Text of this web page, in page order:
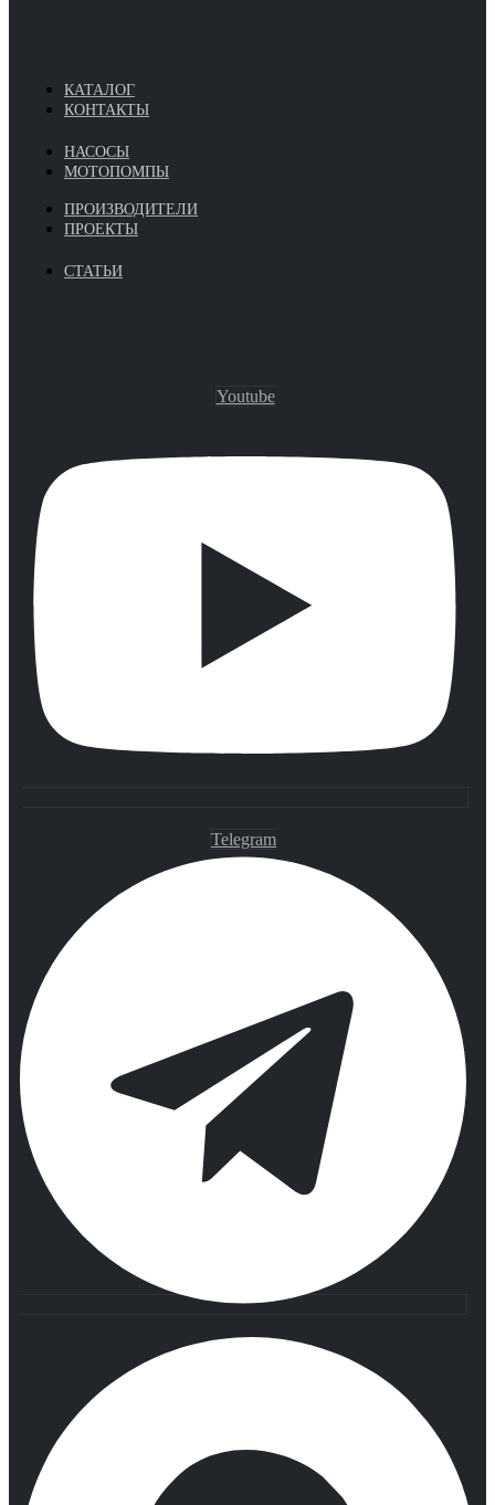
КАТАЛОГ
КОНТАКТЫ
НАСОСЫ
МОТОПОМПЫ
ПРОИЗВОДИТЕЛИ
ПРОЕКТЫ
СТАТЬИ
Youtube
Telegram